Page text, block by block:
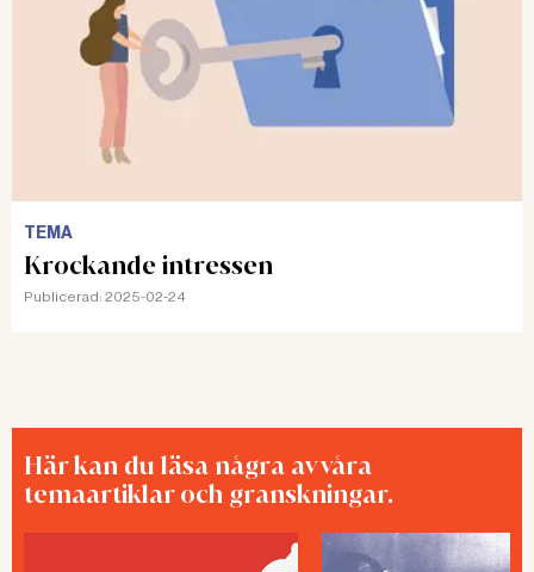
TEMA
Krockande intressen
Publicerad: 2025-02-24
Här kan du läsa några av våra
temaartiklar och granskningar.